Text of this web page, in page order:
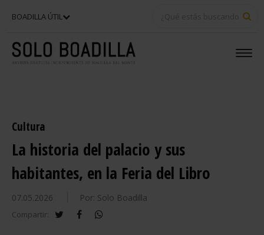
BOADILLA ÚTIL
Cultura
La historia del palacio y sus
habitantes, en la Feria del Libro
07.05.2026 Por: Solo Boadilla
Compartir: twitterfacebook